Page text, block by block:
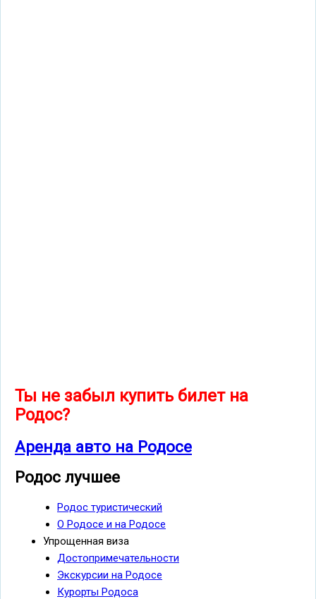
Ты не забыл купить билет на
Родос?
Аренда авто на Родосе
Родос лучшее
Родос туристический
О Родосе и на Родосе
Упрощенная виза
Достопримечательности
Экскурсии на Родосе
Курорты Родоса